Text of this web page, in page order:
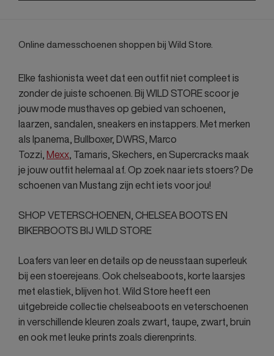
Online damesschoenen shoppen bij Wild Store.
Elke fashionista weet dat een outfit niet compleet is
zonder de juiste schoenen. Bij WILD STORE scoor je
jouw mode musthaves op gebied van schoenen,
laarzen, sandalen, sneakers en instappers. Met merken
als Ipanema, Bullboxer, DWRS, Marco
Tozzi,Mexx, Tamaris, Skechers, en Supercracks maak
je jouw outfit helemaal af. Op zoek naar iets stoers? De
schoenen van Mustang zijn echt iets voor jou!
SHOP VETERSCHOENEN, CHELSEA BOOTS EN
BIKERBOOTS BIJ WILD STORE
Loafers van leer en details op de neusstaan superleuk
bij een stoerejeans. Ook chelseaboots, korte laarsjes
met elastiek, blijven hot. Wild Store heeft een
uitgebreide collectie chelseaboots en veterschoenen
in verschillende kleuren zoals zwart, taupe, zwart, bruin
en ook met leuke prints zoals dierenprints.